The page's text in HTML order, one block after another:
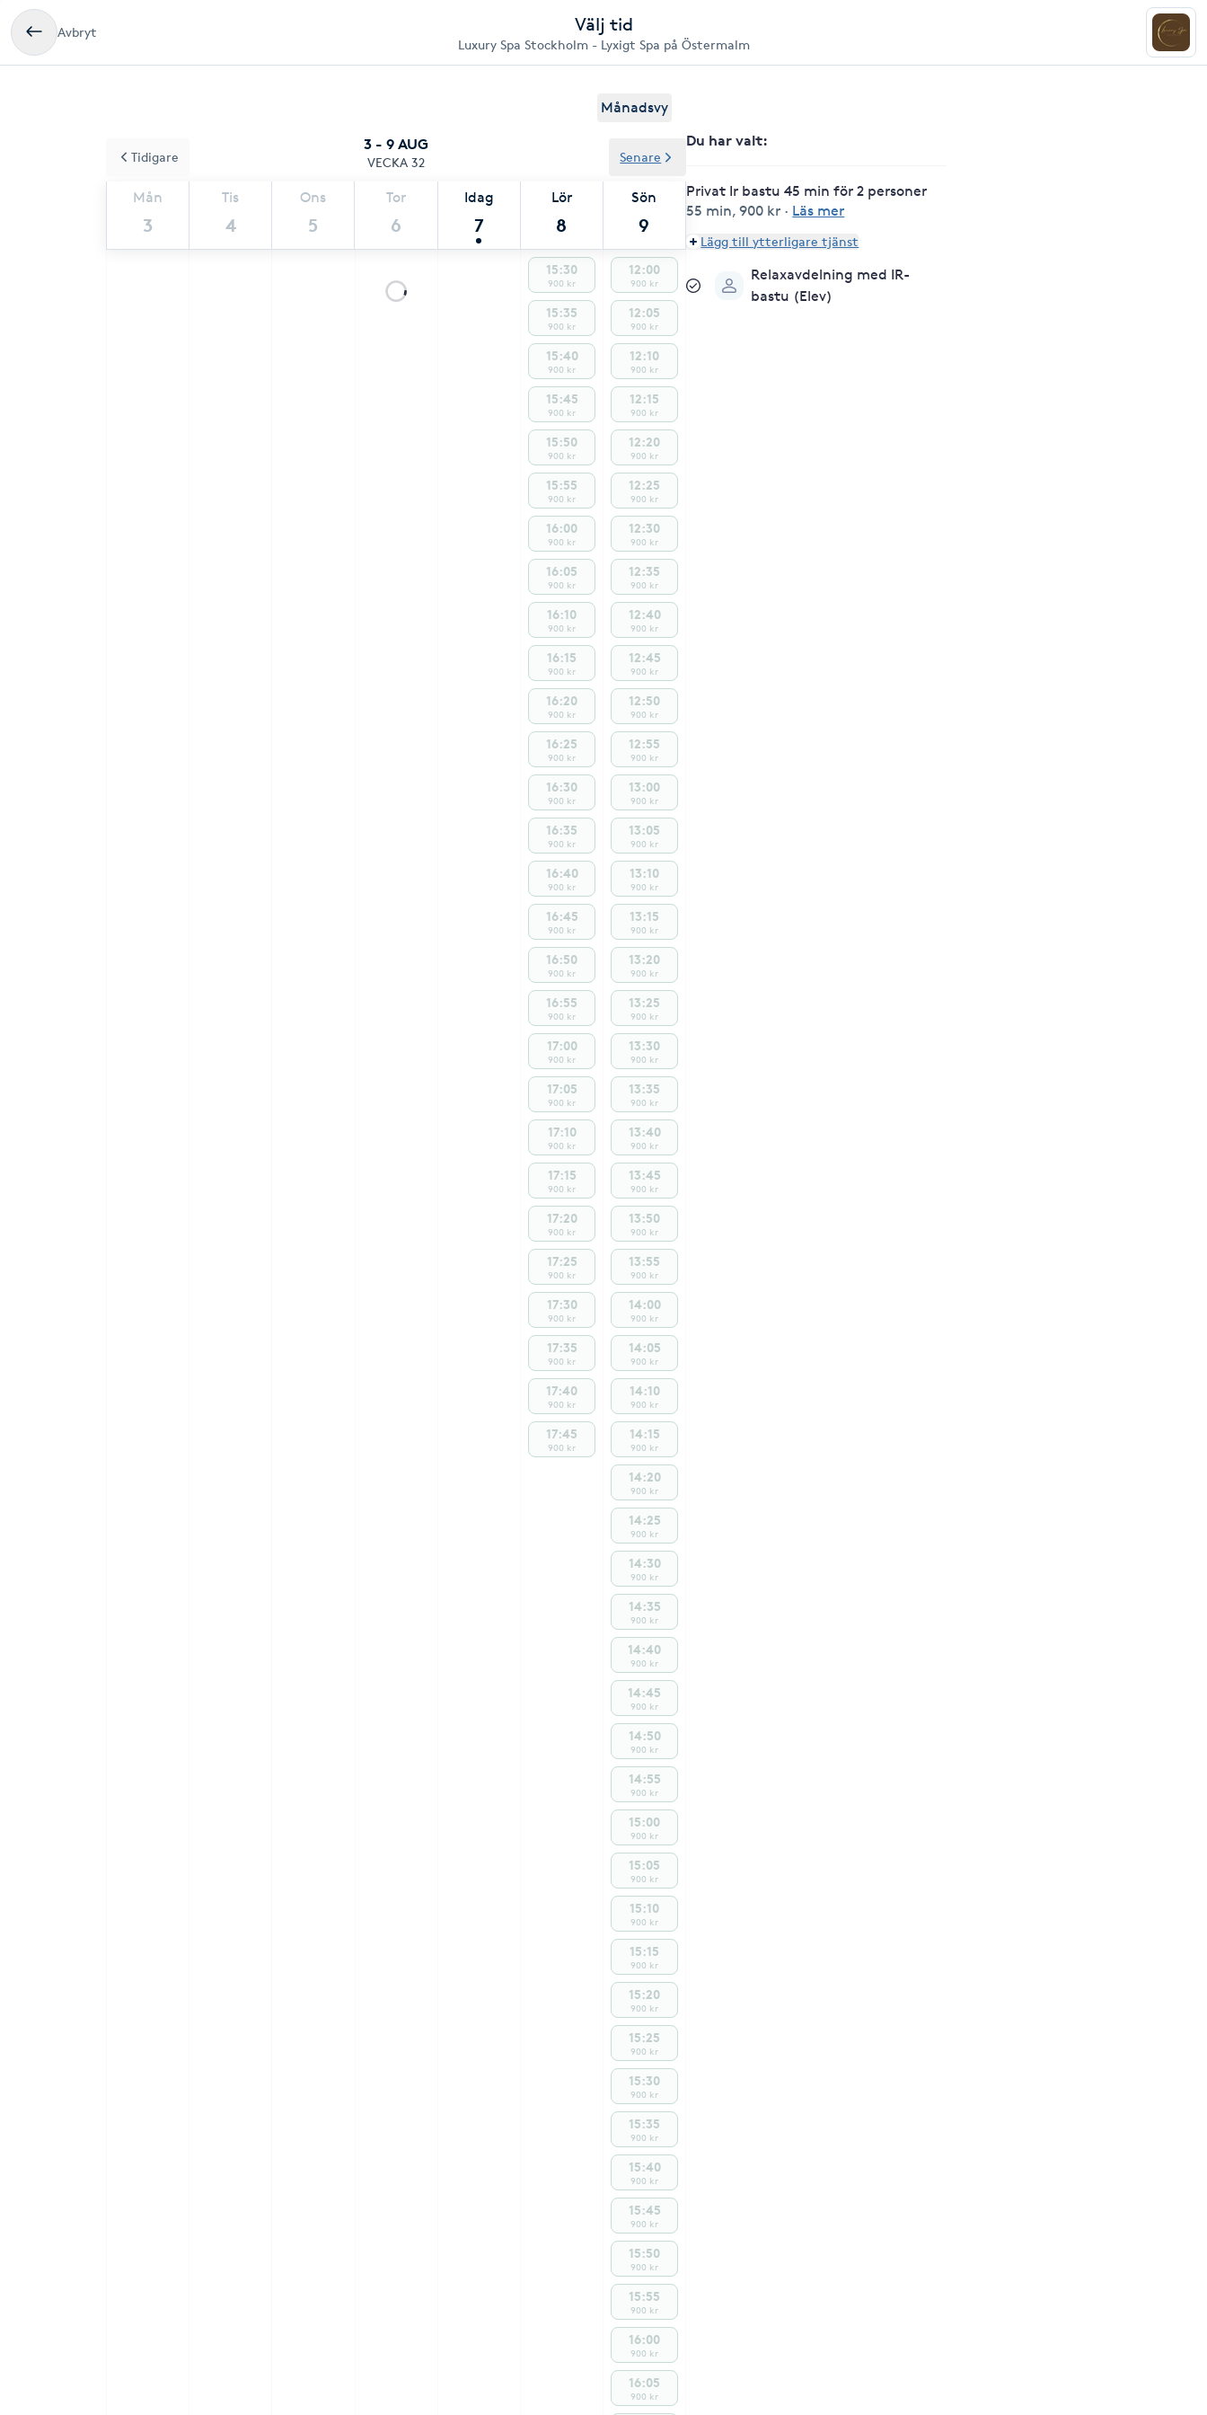
Avbryt Välj tid
Luxury Spa Stockholm - Lyxigt Spa på Östermalm
Månadsvy
3 - 9 AUG
VECKA 32
Mån
3
Tis
4
Ons
5
Tor
6
Idag
7
Lör
8
Sön
9
Tidigare Senare
15:30
900 kr
15:35
900 kr
15:40
900 kr
15:45
900 kr
15:50
900 kr
15:55
900 kr
16:00
900 kr
16:05
900 kr
16:10
900 kr
16:15
900 kr
16:20
900 kr
16:25
900 kr
16:30
900 kr
16:35
900 kr
16:40
900 kr
16:45
900 kr
16:50
900 kr
16:55
900 kr
17:00
900 kr
17:05
900 kr
17:10
900 kr
17:15
900 kr
17:20
900 kr
17:25
900 kr
17:30
900 kr
17:35
900 kr
17:40
900 kr
17:45
900 kr
12:00
900 kr
12:05
900 kr
12:10
900 kr
12:15
900 kr
12:20
900 kr
12:25
900 kr
12:30
900 kr
12:35
900 kr
12:40
900 kr
12:45
900 kr
12:50
900 kr
12:55
900 kr
13:00
900 kr
13:05
900 kr
13:10
900 kr
13:15
900 kr
13:20
900 kr
13:25
900 kr
13:30
900 kr
13:35
900 kr
13:40
900 kr
13:45
900 kr
13:50
900 kr
13:55
900 kr
14:00
900 kr
14:05
900 kr
14:10
900 kr
14:15
900 kr
14:20
900 kr
14:25
900 kr
14:30
900 kr
14:35
900 kr
14:40
900 kr
14:45
900 kr
14:50
900 kr
14:55
900 kr
15:00
900 kr
15:05
900 kr
15:10
900 kr
15:15
900 kr
15:20
900 kr
15:25
900 kr
15:30
900 kr
15:35
900 kr
15:40
900 kr
15:45
900 kr
15:50
900 kr
15:55
900 kr
16:00
900 kr
16:05
900 kr
Du har valt:
Privat Ir bastu 45 min för 2 personer
55 min,900 kr · Läs mer
Lägg till ytterligare tjänst
Relaxavdelning med IR-
bastu (Elev)